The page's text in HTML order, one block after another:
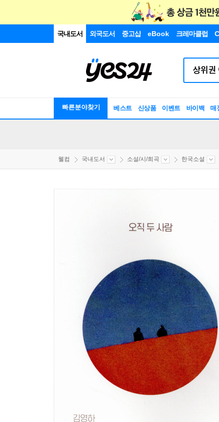
국내도서 외국도서 중고샵 eBook 크레마클럽
빠른분야찾기 베스트 신상품 이벤트 바이백 매
웰컴 국내도서 소설/시/희곡 한국소설